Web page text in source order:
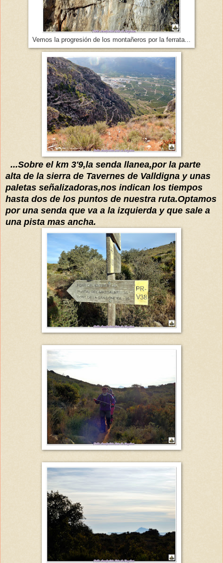
Vemos la progresión de los montañeros por la ferrata...
...Sobre el km 3'9,la senda llanea,por la parte
alta de la sierra de Tavernes de Valldigna y unas
paletas señalizadoras,nos indican los tiempos
hasta dos de los puntos de nuestra ruta.Optamos
por una senda que va a la izquierda y que sale a
una pista mas ancha.